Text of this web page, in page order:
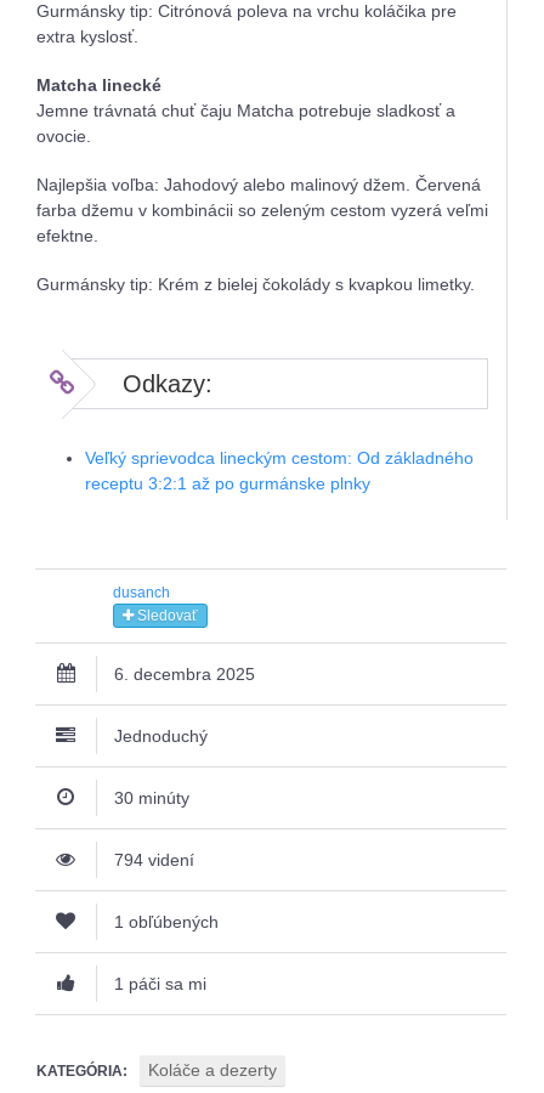
Gurmánsky tip: Citrónová poleva na vrchu koláčika pre
extra kyslosť.
Matcha linecké
Jemne trávnatá chuť čaju Matcha potrebuje sladkosť a
ovocie.
Najlepšia voľba: Jahodový alebo malinový džem. Červená
farba džemu v kombinácii so zeleným cestom vyzerá veľmi
efektne.
Gurmánsky tip: Krém z bielej čokolády s kvapkou limetky.
Odkazy:
Veľký sprievodca lineckým cestom: Od základného
receptu 3:2:1 až po gurmánske plnky
dusanch
Sledovať
6. decembra 2025
Jednoduchý
30 minúty
794 videní
1 obľúbených
1 páči sa mi
KATEGÓRIA: Koláče a dezerty